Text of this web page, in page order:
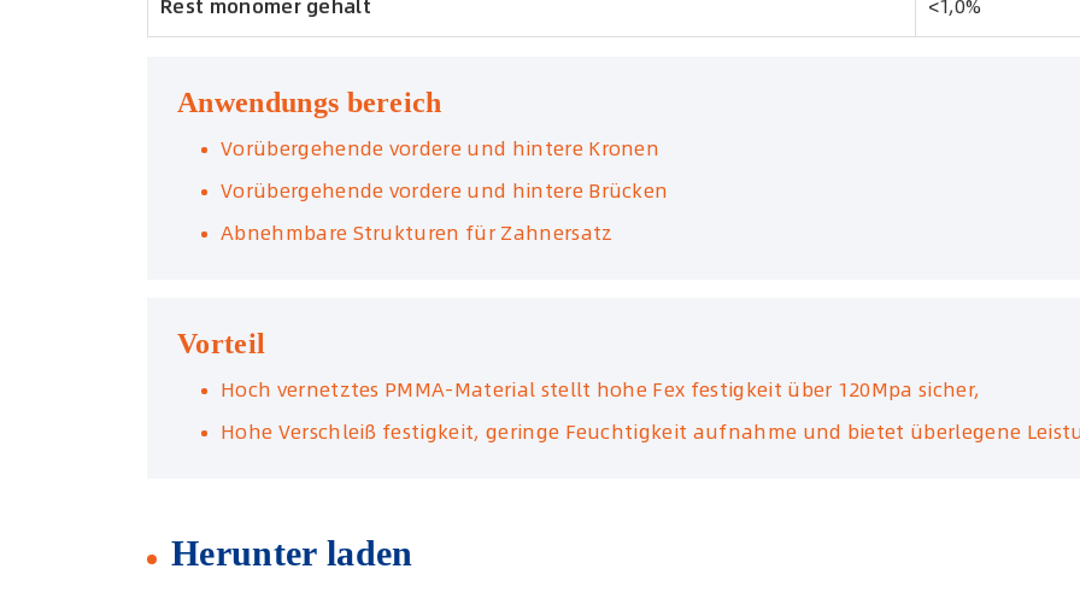
Rest monomer gehalt <1,0%
Anwendungs bereich
Vorübergehende vordere und hintere Kronen
Vorübergehende vordere und hintere Brücken
Abnehmbare Strukturen für Zahnersatz
Vorteil
Hoch vernetztes PMMA-Material stellt hohe Fex festigkeit über 120Mpa sicher,
Hohe Verschleiß festigkeit, geringe Feuchtigkeit aufnahme und bietet überlegene
Herunter laden